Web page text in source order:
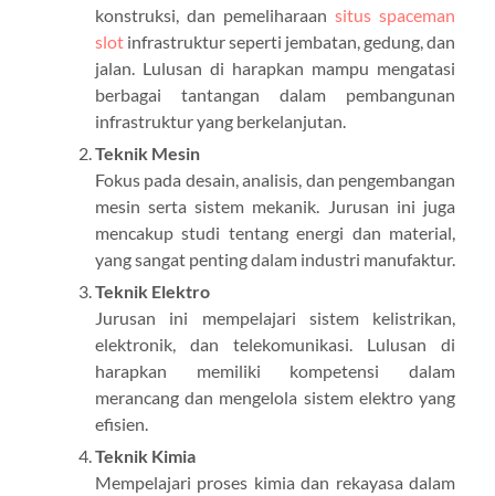
konstruksi, dan pemeliharaansitus spaceman
slotinfrastruktur seperti jembatan, gedung, dan
jalan. Lulusan di harapkan mampu mengatasi
berbagai tantangan dalam pembangunan
infrastruktur yang berkelanjutan.
Teknik Mesin
Fokus pada desain, analisis, dan pengembangan
mesin serta sistem mekanik. Jurusan ini juga
mencakup studi tentang energi dan material,
yang sangat penting dalam industri manufaktur.
Teknik Elektro
Jurusan ini mempelajari sistem kelistrikan,
elektronik, dan telekomunikasi. Lulusan di
harapkan memiliki kompetensi dalam
merancang dan mengelola sistem elektro yang
efisien.
Teknik Kimia
Mempelajari proses kimia dan rekayasa dalam